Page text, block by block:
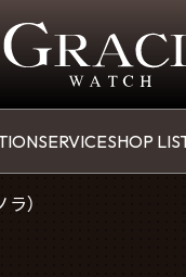
SERVICESHOP
）